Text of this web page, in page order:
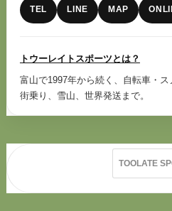
TEL LINE MAP
トウーレイトスポーツとは？
富山で1997年から続く、自転車・
街乗り、雪山、世界発送まで。